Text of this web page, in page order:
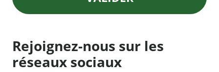
Rejoignez-nous sur les
réseaux sociaux